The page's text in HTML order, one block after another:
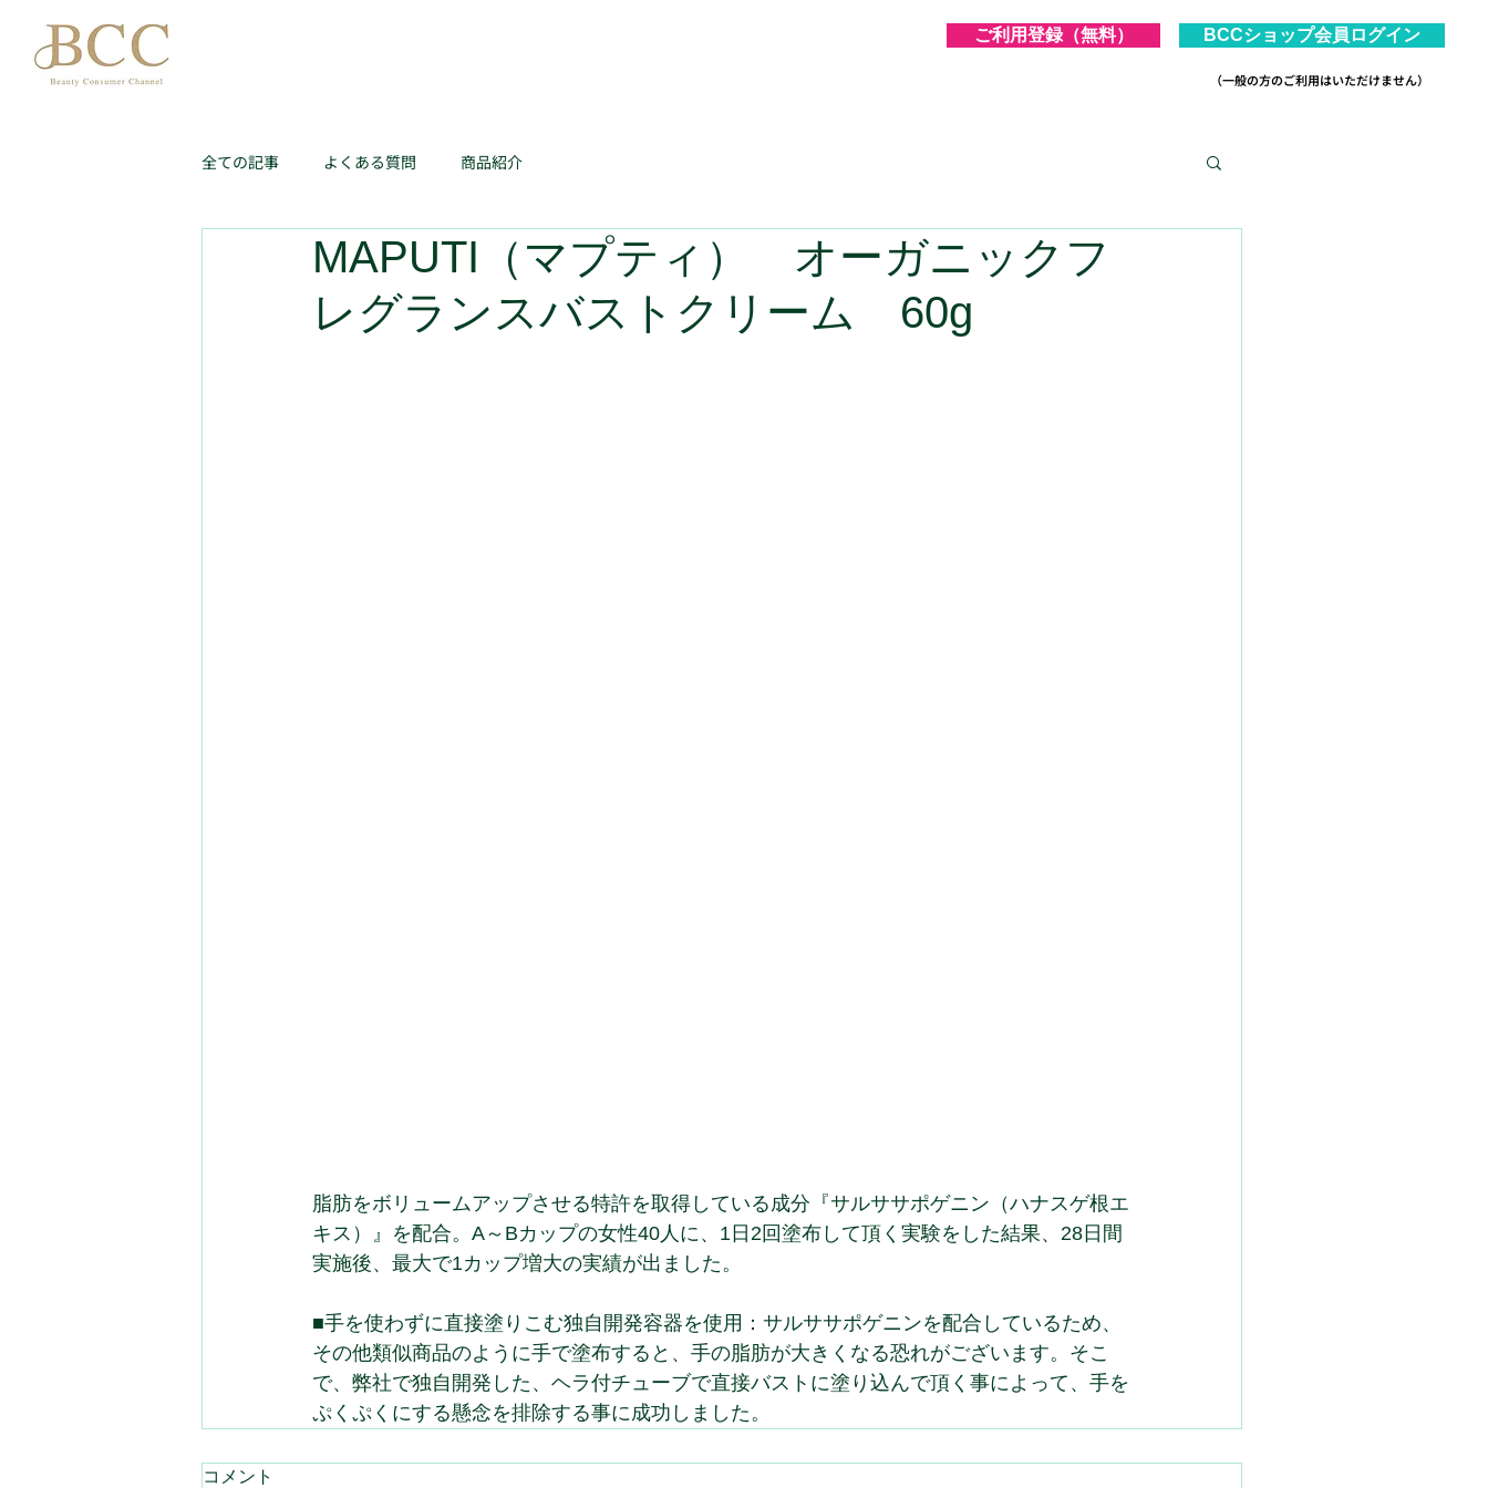
ご利用登録（無料） BCCショップ会員ログイン
（一般の方のご利用はいただけません）
全ての記事 よくある質問 商品紹介
MAPUTI（マプティ） オーガニックフ
レグランスバストクリーム 60g
脂肪をボリュームアップさせる特許を取得している成分『サルササポゲニン（ハナスゲ根エ
キス）』を配合。A～Bカップの女性40人に、1日2回塗布して頂く実験をした結果、28日間
実施後、最大で1カップ増大の実績が出ました。
■手を使わずに直接塗りこむ独自開発容器を使用：サルササポゲニンを配合しているため、
その他類似商品のように手で塗布すると、手の脂肪が大きくなる恐れがございます。そこ
で、弊社で独自開発した、ヘラ付チューブで直接バストに塗り込んで頂く事によって、手を
ぷくぷくにする懸念を排除する事に成功しました。
コメント